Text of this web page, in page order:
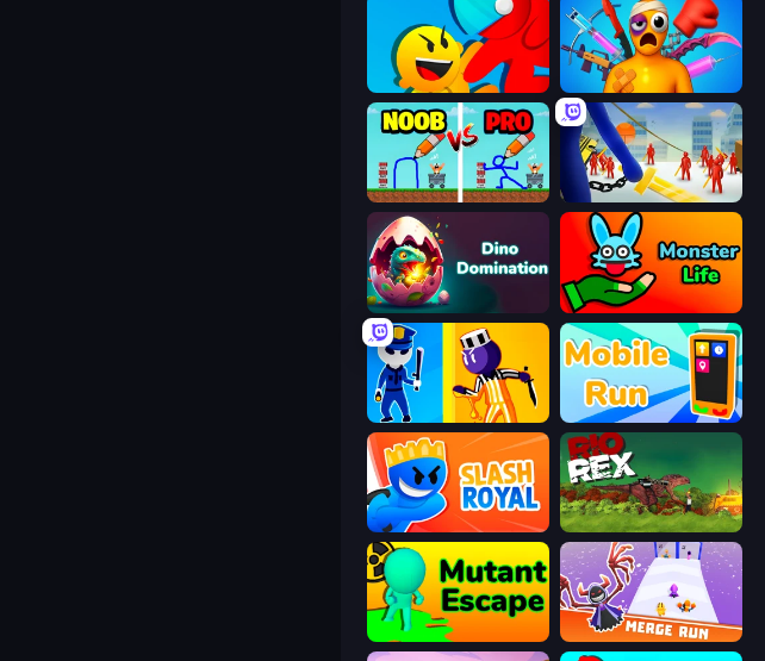
Riot Escape Fun Ragdoll Challenge!
DOP Noob: Draw to Save Slasher
Dino Domination Monster Life
Mobile Run
Slash Royal Rio Rex
Mutant Escape Merge Run